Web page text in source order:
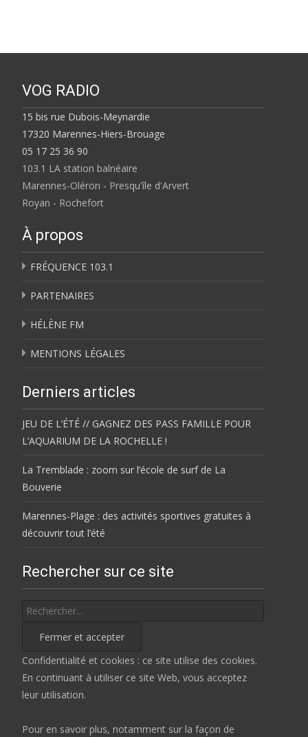
VOG RADIO
15 bis rue Dubois-Meynardie
17320 Marennes-Hiers-Brouage
05 17 25 36 90
103.1 LA station balnéaire
Marennes-Oléron - Presqu'île d'Arvert
Royan - Rochefort
À propos
FRÉQUENCE 103.1
PARTENAIRES
HÉLÈNE FM
MENTIONS LÉGALES
Derniers articles
JEU DE L’ÉTÉ // GAGNEZ DES PASS FAMILLE POUR
L’AQUARIUM DE LA ROCHELLE !
La Tremblade : zoom sur l’école de surf de La
Bouverie
Marennes-Plage : des activités sportives gratuites à
découvrir tout l’été
Rechercher sur ce site
Confidentialité et cookies : ce site utilise des cookies.
En continuant à utiliser ce site Web, vous acceptez
leur utilisation.
Pour en savoir plus, notamment sur la façon de